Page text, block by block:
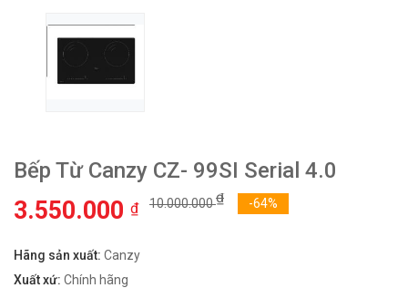
Bếp Từ Canzy CZ- 99SI Serial 4.0
3.550.000 ₫ 10.000.000₫ -64%
Hãng sản xuất: Canzy
Xuất xứ: Chính hãng